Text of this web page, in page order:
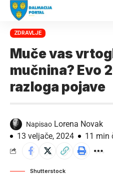
ZDRAVLJE
Muče vas
mučnina? Evo
razloga pojave
Napisao Lorena Novak
13 veljače, 2024
11 min
Shutterstock